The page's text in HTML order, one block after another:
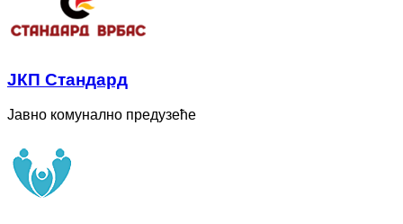
ЈКП Стандард
Јавно комунално предузеће